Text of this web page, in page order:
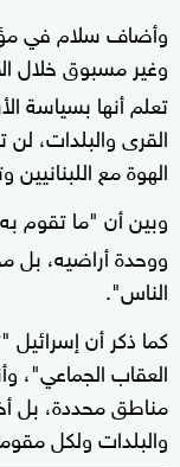
وأضاف سلام في
وغير مسبوق خلال
تعلم أنها بسياسة
القرى والبلدات، لن
الهوة مع
وبين أن "ما تقوم
ووحدة أراضيه، بل
الناس".
كما ذكر أن إسرائيل
العقاب الجماعي"،
مناطق محددة، بل
والبلدات ولكل